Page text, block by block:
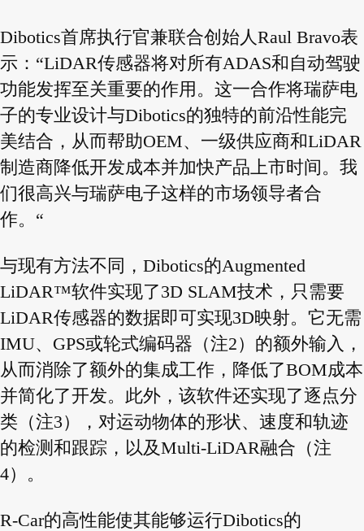
Dibotics首席执行官兼联合创始人Raul Bravo表
示：“LiDAR传感器将对所有ADAS和自动驾驶
功能发挥至关重要的作用。这一合作将瑞萨电
子的专业设计与Dibotics的独特的前沿性能完
美结合，从而帮助OEM、一级供应商和LiDAR
制造商降低开发成本并加快产品上市时间。我
们很高兴与瑞萨电子这样的市场领导者合
作。“
与现有方法不同，Dibotics的Augmented
LiDAR™软件实现了3D SLAM技术，只需要
LiDAR传感器的数据即可实现3D映射。它无需
IMU、GPS或轮式编码器（注2）的额外输入，
从而消除了额外的集成工作，降低了BOM成本
并简化了开发。此外，该软件还实现了逐点分
类（注3），对运动物体的形状、速度和轨迹
的检测和跟踪，以及Multi-LiDAR融合（注
4）。
R-Car的高性能使其能够运行Dibotics的